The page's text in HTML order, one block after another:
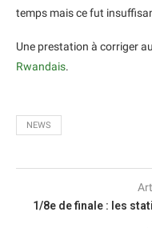
temps mais ce fut
Une prestation à corriger
Rwandais.
NEWS
1/8e de finale : les